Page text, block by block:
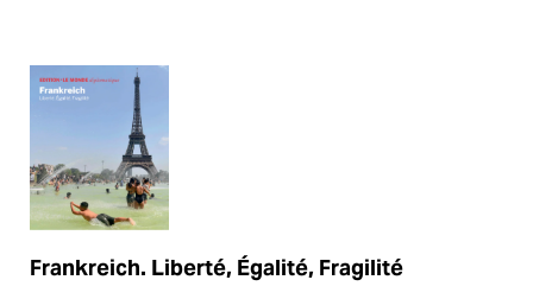
Frankreich. Liberté, Égalité, Fragilité